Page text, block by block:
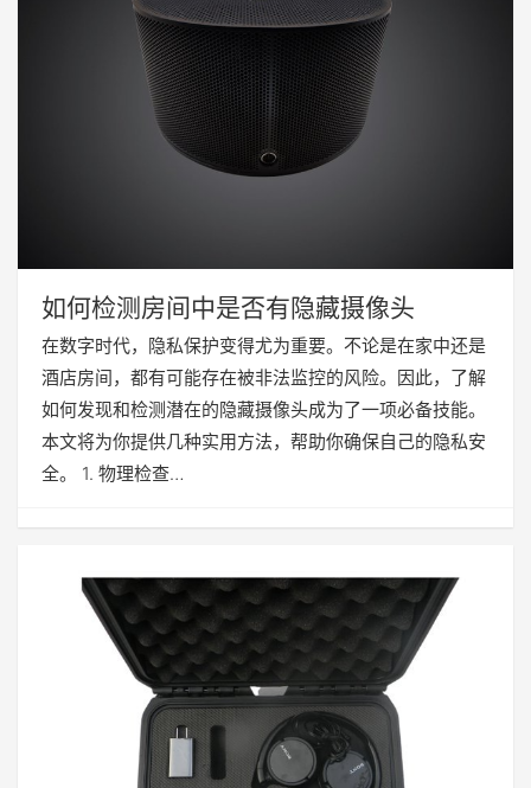
如何检测房间中是否有隐藏摄像头
在数字时代，隐私保护变得尤为重要。不论是在家中还是
酒店房间，都有可能存在被非法监控的风险。因此，了解
如何发现和检测潜在的隐藏摄像头成为了一项必备技能。
本文将为你提供几种实用方法，帮助你确保自己的隐私安
全。 1. 物理检查…